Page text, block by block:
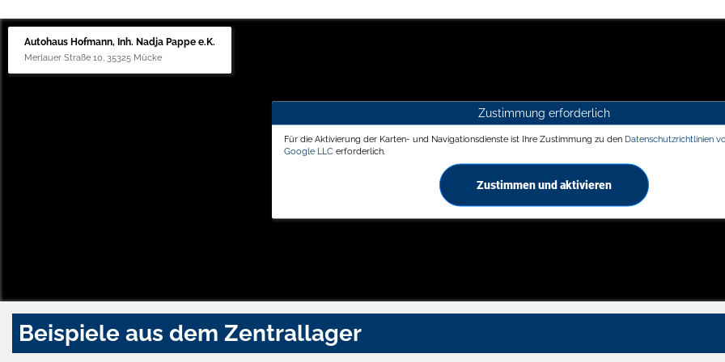
Autohaus Hofmann, Inh. Nadja Pappe e.K.
Merlauer Straße 10, 35325 Mücke
Zustimmung erforderlich
Für die Aktivierung der Karten- und Navigationsdienste ist Ihre Zustimmung zu den Datenschutzrichtlinien
Google LLC erforderlich.
Zustimmen und aktivieren
Beispiele aus dem Zentrallager